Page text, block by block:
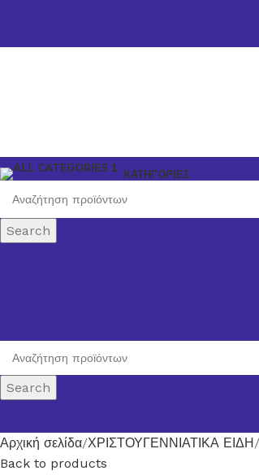
ΚΑΤΗΓΟΡΙΕΣ
Search
Search
Αρχική σελίδα ΧΡΙΣΤΟΥΓΕΝΝΙΑΤΙΚΑ ΕΙΔΗ
Back to products